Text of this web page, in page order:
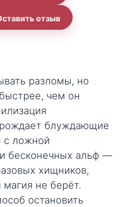
отзыв
разломы, но
чем он
блуждающие
с ложной
бесконечных альф —
хищников,
не берёт.
остановить